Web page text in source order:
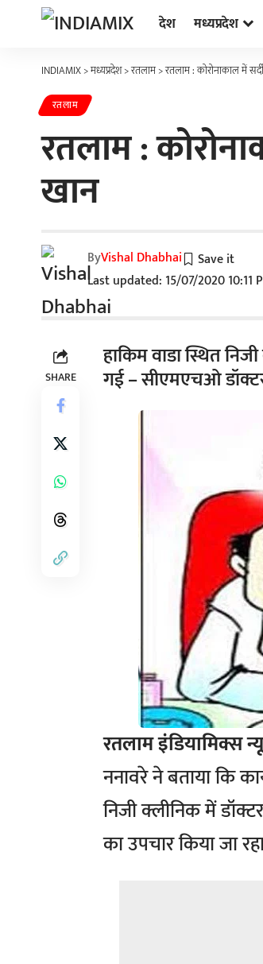
देश मध्यप्रदेश
INDIAMIX>मध्यप्रदेश>रतलाम>रतलाम : कोरोनाकाल में
रतलाम
रतलाम :
खान
Last updated: 15/07/2020 10:11
ByVishal Dhabhai
SHARE
हाकिम वाडा स्थित
गई – सीएमएचओ डॉक्टर
रतलामइंडियामिक्स
ननावरे ने बताया कि
निजी क्लीनिक में
का उपचार किया जा